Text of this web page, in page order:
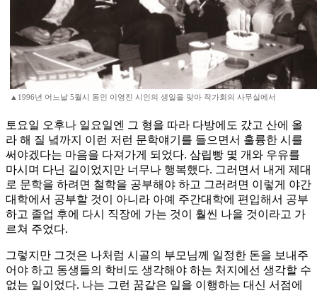
▲1996년 어느날 5월시 동인 이영진 시인의 생일을 맞아 작가회의 사무실에서
토요일 오후나 일요일엔 그 형을 따라 다방에도 갔고 산에 올
라 해 질 녘까지 이런 저런 문학얘기를 들으면서 훌륭한 시를
써야겠다는 마음을 다져가게 되었다. 삼립빵 몇 개와 우유를
마시며 다닌 길이었지만 너무나 행복했다. 그러면서 내게 제대
로 문학을 하려면 철학을 공부해야 하고 그러려면 이렇게 야간
대학에서 공부할 것이 아니라 아예 주간대학에 편입해서 공부
하고 졸업 후에 다시 직장에 가는 것이 훨씬 나을 것이라고 가
르쳐 주었다.
그렇지만 그것은 나처럼 시골의 부모님께 일정한 돈을 보내주
어야 하고 동생들의 학비도 생각해야 하는 처지에선 생각할 수
없는 일이었다. 나는 그런 꿈같은 일을 이행하는 대신 서점에